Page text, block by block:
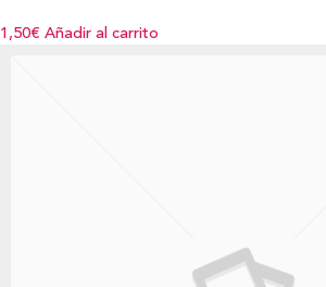
1,50€ Añadir al carrito